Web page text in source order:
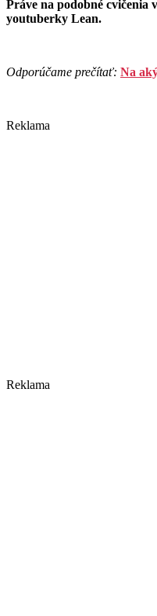
Práve na podobné cvičenia
youtuberky Lean.
Odporúčame prečítať: Na
Reklama
Reklama